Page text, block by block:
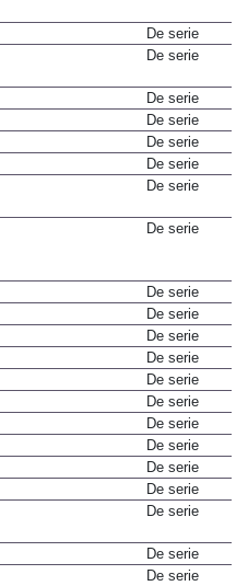
De serie
De serie
De serie
De serie
De serie
De serie
De serie
De serie
De serie
De serie
De serie
De serie
De serie
De serie
De serie
De serie
De serie
De serie
De serie
De serie
De serie